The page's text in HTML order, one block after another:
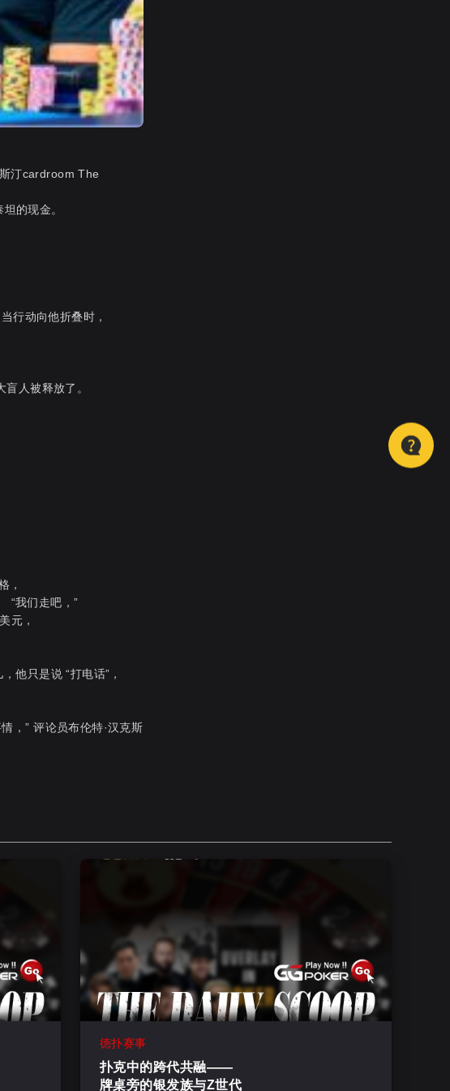
汀cardroom The
的现金。
行动向他折叠时，
人被释放了。
，
“我们走吧，”
元，
他只是说 “打电话”，
，” 评论员布伦特·汉克斯
德扑赛事
扑克中的跨代共融——
牌桌旁的银发族与Z世代